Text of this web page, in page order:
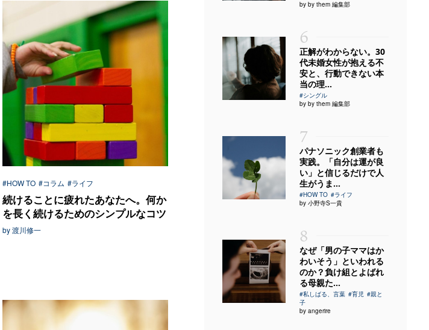
#HOW TO #コラム #ライフ
続けることに疲れたあなたへ。何か
を長く続けるためのシンプルなコツ
by 渡川修一
by by them 編集部
6
正解がわからない。30
代未婚女性が抱える不
安と、行動できない本
当の理...
#シングル
by by them 編集部
7
パナソニック創業者も
実践。「自分は運が良
い」と信じるだけで人
生がうま...
#HOW TO #ライフ
by 小野寺S一貴
8
なぜ「男の子ママはか
わいそう」といわれる
のか？負け組とよばれ
る母親た...
#私しばる、言葉 #育児 #親と
子
by angerire